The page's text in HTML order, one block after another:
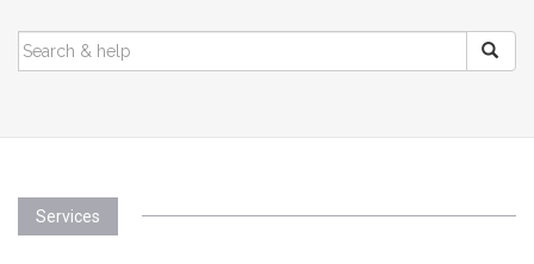
SEARCH
FOR:
Services